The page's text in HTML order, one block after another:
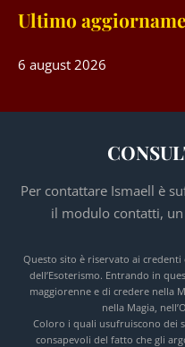
Ultimo
6 august 2026
Per contattare Ismaell è
il modulo contatti,
Questo sito è riservato ai credenti
dell’Esoterismo. Entrando in
maggiorenne e di credere nella
nella Magia,
Coloro i quali usufruiscono dei
consapevoli del fatto che gli